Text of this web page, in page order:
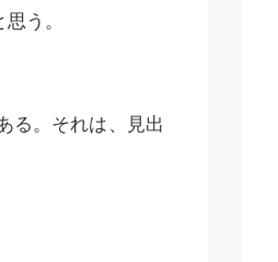
う。
る。それは、見出